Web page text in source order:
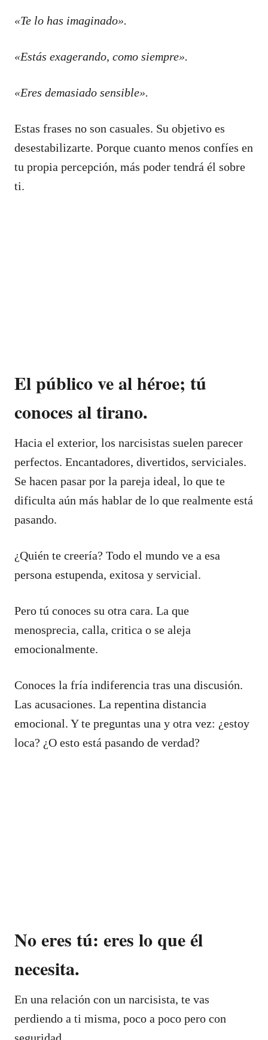
«Te lo has imaginado».
«Estás exagerando, como siempre».
«Eres demasiado sensible».
Estas frases no son casuales. Su objetivo es
desestabilizarte. Porque cuanto menos confíes en
tu propia percepción, más poder tendrá él sobre
ti.
El público ve al héroe; tú
conoces al tirano.
Hacia el exterior, los narcisistas suelen parecer
perfectos. Encantadores, divertidos, serviciales.
Se hacen pasar por la pareja ideal, lo que te
dificulta aún más hablar de lo que realmente está
pasando.
¿Quién te creería? Todo el mundo ve a esa
persona estupenda, exitosa y servicial.
Pero tú conoces su otra cara. La que
menosprecia, calla, critica o se aleja
emocionalmente.
Conoces la fría indiferencia tras una discusión.
Las acusaciones. La repentina distancia
emocional. Y te preguntas una y otra vez: ¿estoy
loca? ¿O esto está pasando de verdad?
No eres tú: eres lo que él
necesita.
En una relación con un narcisista, te vas
perdiendo a ti misma, poco a poco pero con